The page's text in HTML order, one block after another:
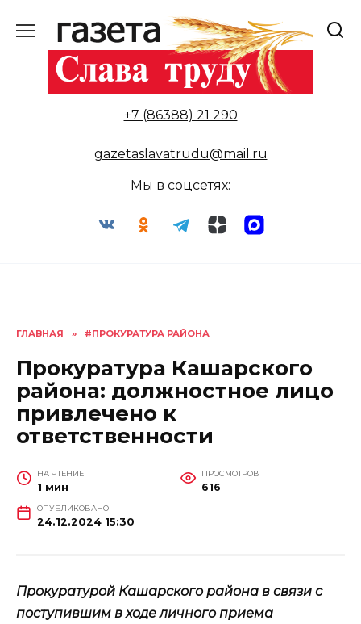
содержанию
+7 (86388) 21 290
gazetaslavatrudu@mail.ru
Мы в соцсетях:
ГЛАВНАЯ » #ПРОКУРАТУРА РАЙОНА
Прокуратура Кашарского
района: должностное лицо
привлечено к
ответственности
НА ЧТЕНИЕ
1 мин
ПРОСМОТРОВ
616
ОПУБЛИКОВАНО
24.12.2024 15:30
Прокуратурой Кашарского района в связи с
поступившим в ходе личного приема